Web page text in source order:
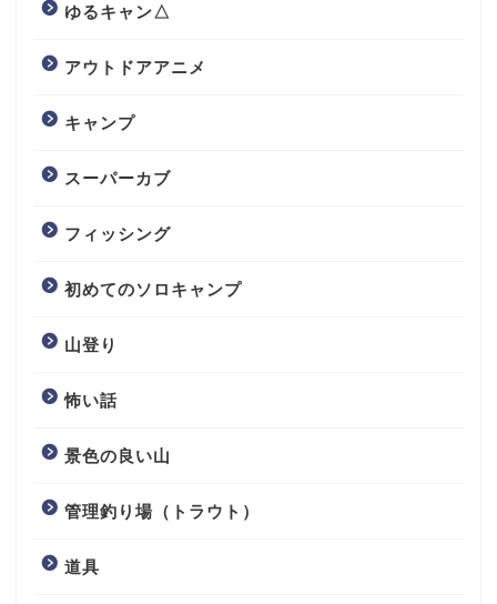
ゆるキャン△
アウトドアアニメ
キャンプ
スーパーカブ
フィッシング
初めてのソロキャンプ
山登り
怖い話
景色の良い山
管理釣り場（トラウト）
道具